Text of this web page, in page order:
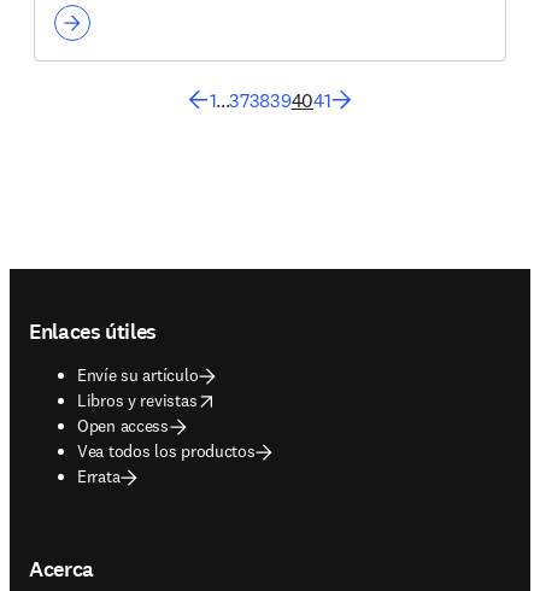
1...3738394041
Enlaces útiles
Envíe su artículo
Libros y revistas
opens in new tab/window
Open access
Vea todos los productos
Errata
Acerca